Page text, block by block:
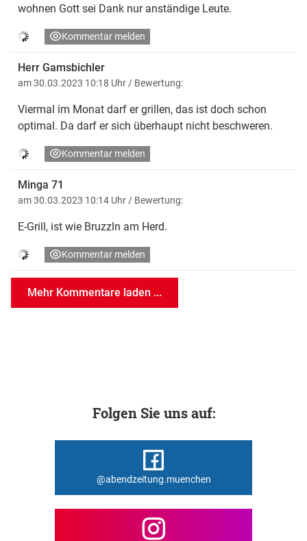
wohnen Gott sei Dank nur anständige Leute.
Kommentar melden
Herr Gamsbichler
am 30.03.2023 10:18 Uhr / Bewertung:
Viermal im Monat darf er grillen, das ist doch schon
optimal. Da darf er sich überhaupt nicht beschweren.
Kommentar melden
Minga 71
am 30.03.2023 10:14 Uhr / Bewertung:
E-Grill, ist wie Bruzzln am Herd.
Kommentar melden
Mehr Kommentare laden ...
Folgen Sie uns auf:
@abendzeitung.muenchen